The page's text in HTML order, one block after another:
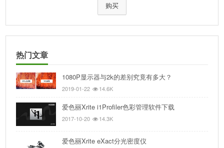
购买
热门文章
1080P显示器与2k的差别究竟有多大？
2019-01-22 14.6K
爱色丽Xrite i1Profiler色彩管理软件下载
2017-10-20 14.3K
爱色丽Xrite eXact分光密度仪